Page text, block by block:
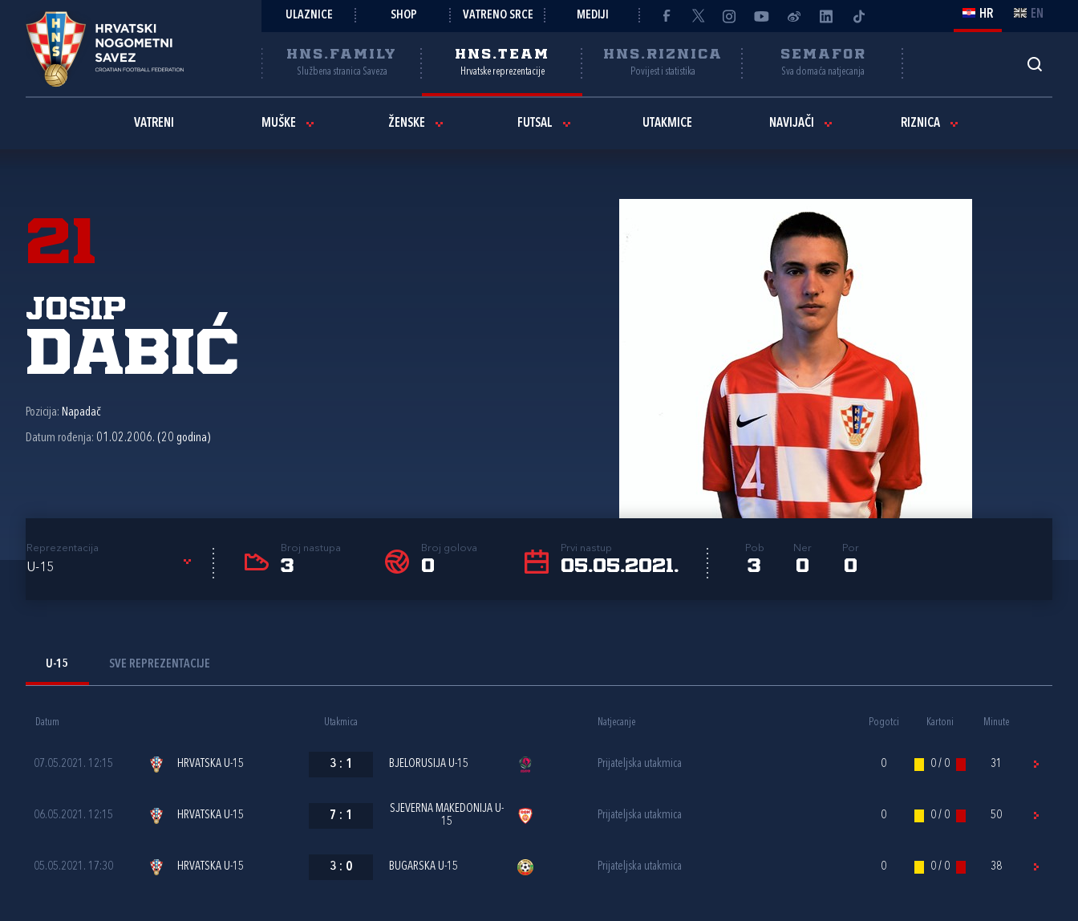
ULAZNICE SHOP VATRENO SRCE MEDIJI HR EN
HNS.FAMILY
Službena stranica Saveza
HNS.TEAM
Hrvatske reprezentacije
HNS.RIZNICA
Povijest i statistika
SEMAFOR
Sva domaća natjecanja
VATRENI MUŠKE ŽENSKE FUTSAL UTAKMICE NAVIJAČI RIZNICA
21
Josip
Dabić
Pozicija: Napadač
Datum rođenja: 01.02.2006. (20 godina)
Reprezentacija
U-15
Broj nastupa
3
Broj golova
0
Prvi nastup
05.05.2021.
Pob
3
Ner
0
Por
0
U-15 SVE REPREZENTACIJE
Datum Utakmica Natjecanje Pogotci Kartoni Minute
07.05.2021. 12:15 HRVATSKA U-15 3 : 1 BJELORUSIJA U-15 Prijateljska utakmica 0 0 / 0 31
06.05.2021. 12:15 HRVATSKA U-15 7 : 1
SJEVERNA MAKEDONIJA U-
15
Prijateljska utakmica 0 0 / 0 50
05.05.2021. 17:30 HRVATSKA U-15 3 : 0 BUGARSKA U-15 Prijateljska utakmica 0 0 / 0 38